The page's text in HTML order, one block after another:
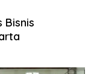
Bisnis